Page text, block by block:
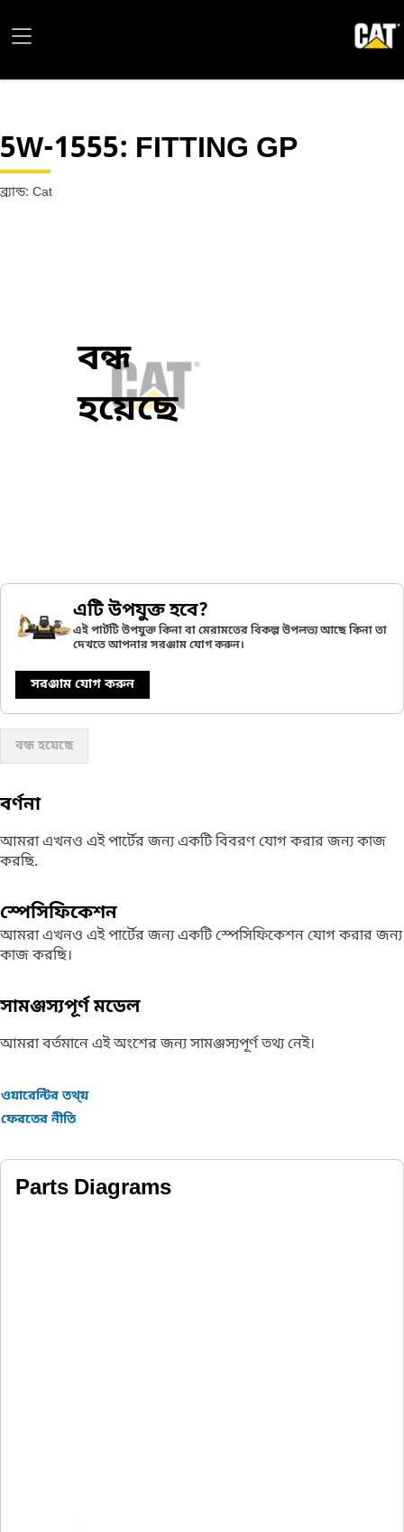
5W-1555: FITTING GP
ব্র্যান্ড: Cat
বন্ধ
হয়েছে
এটি উপযুক্ত হবে?
এই পার্টটি উপযুক্ত কিনা বা মেরামতের বিকল্প উপলভ্য আছে কিনা তা
দেখতে আপনার সরঞ্জাম যোগ করুন।
সরঞ্জাম যোগ করুন
বন্ধ হয়েছে
বর্ণনা
আমরা এখনও এই পার্টের জন্য একটি বিবরণ যোগ করার জন্য কাজ
করছি.
স্পেসিফিকেশন
আমরা এখনও এই পার্টের জন্য একটি স্পেসিফিকেশন যোগ করার জন্য
কাজ করছি।
সামঞ্জস্যপূর্ণ মডেল
আমরা বর্তমানে এই অংশের জন্য সামঞ্জস্যপূর্ণ তথ্য নেই।
ওয়ারেন্টির তথ্য়
ফেরতের নীতি
Parts Diagrams